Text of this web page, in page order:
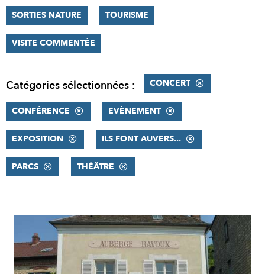
SORTIES NATURE TOURISME
VISITE COMMENTÉE
Catégories sélectionnées : CONCERT
CONFÉRENCE EVÈNEMENT
EXPOSITION ILS FONT AUVERS...
PARCS THÉÂTRE
RÉSULTATS